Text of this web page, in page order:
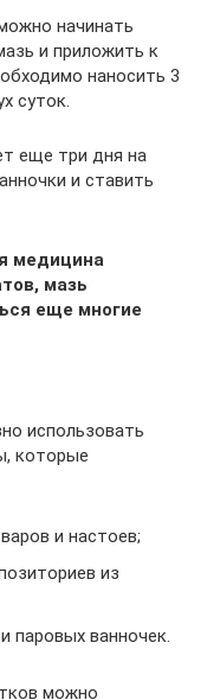
начинать
и приложить к
наносить 3
суток.
еще три дня на
и ставить
медицина
мазь
еще многие
использовать
которые
и настоев;
из
паровых ванночек.
можно